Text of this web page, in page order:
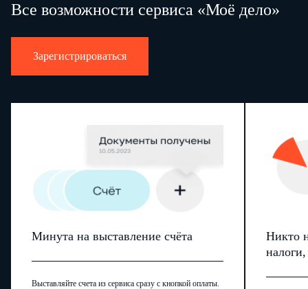
Все возможности сервиса «Моё дело»
Зарегистрироваться
Минута на выставление счёта
Выставляйте счета из сервиса сразу с кнопкой оплаты.
Никто